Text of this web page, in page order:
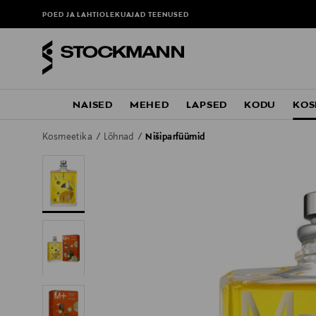
POED JA LAHTIOLEKUAJADTEENUSED
NAISED MEHED LAPSED KODU
Kosmeetika Lõhnad Nišiparfüümid